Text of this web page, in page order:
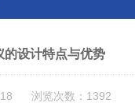
的设计特点与优势
18 浏览次数：1392